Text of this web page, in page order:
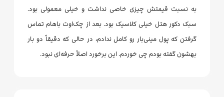
به نسبت قیمتش چیزی خاصی نداشت و خیلی معمولی بود.
سبک دکور هتل خیلی کلاسیک بود. بعد از چک‌اوت باهام تماس
گرفتن که پول مینی‌بار رو کامل ندادم، در حالی که دقیقاً دو بار
بهشون گفته بودم چی خوردم. این برخورد اصلاً حرفه‌ای نبود.